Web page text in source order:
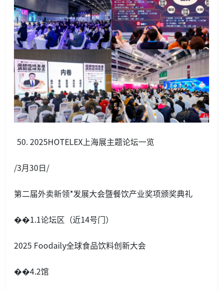
2025HOTELEX上海展主题论坛一览
/3月30日/
第二届外卖新领*发展大会暨餐饮产业奖项颁奖典礼
��1.1论坛区（近14号门）
2025 Foodaily全球食品饮料创新大会
��4.2馆